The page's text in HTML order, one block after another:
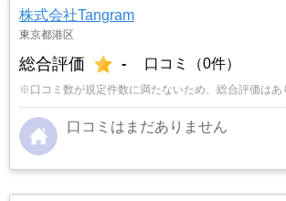
株式会社Tangram
東京都港区
総合評価 - 口コミ（0件）
※口コミ数が規定件数に満たないため、総合評価はあ
口コミはまだありません